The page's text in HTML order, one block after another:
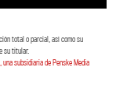
total o parcial, así como su
su titular.
una subsidiaria de Penske Media